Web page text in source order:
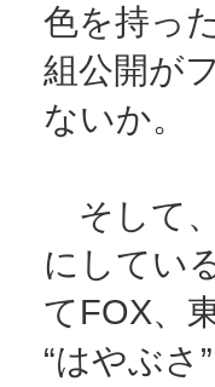
色を持っ
組公開が
ないか。
そして
にしてい
てFOX、
“はやぶさ